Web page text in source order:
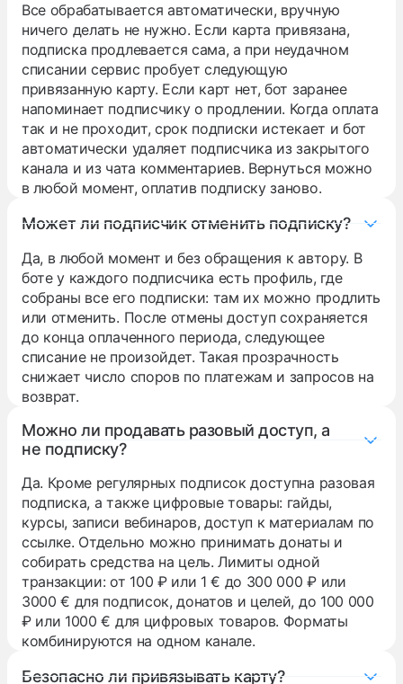
Все обрабатывается автоматически, вручную
ничего делать не нужно. Если карта привязана,
подписка продлевается сама, а при неудачном
списании сервис пробует следующую
привязанную карту. Если карт нет, бот заранее
напоминает подписчику о продлении. Когда оплата
так и не проходит, срок подписки истекает и бот
автоматически удаляет подписчика из закрытого
канала и из чата комментариев. Вернуться можно
в любой момент, оплатив подписку заново.
Может ли подписчик отменить подписку?
Да, в любой момент и без обращения к автору. В
боте у каждого подписчика есть профиль, где
собраны все его подписки: там их можно продлить
или отменить. После отмены доступ сохраняется
до конца оплаченного периода, следующее
списание не произойдет. Такая прозрачность
снижает число споров по платежам и запросов на
возврат.
Можно ли продавать разовый доступ, а
не подписку?
Да. Кроме регулярных подписок доступна разовая
подписка, а также цифровые товары: гайды,
курсы, записи вебинаров, доступ к материалам по
ссылке. Отдельно можно принимать донаты и
собирать средства на цель. Лимиты одной
транзакции: от 100 ₽ или 1 € до 300 000 ₽ или
3000 € для подписок, донатов и целей, до 100 000
₽ или 1000 € для цифровых товаров. Форматы
комбинируются на одном канале.
Безопасно ли привязывать карту?